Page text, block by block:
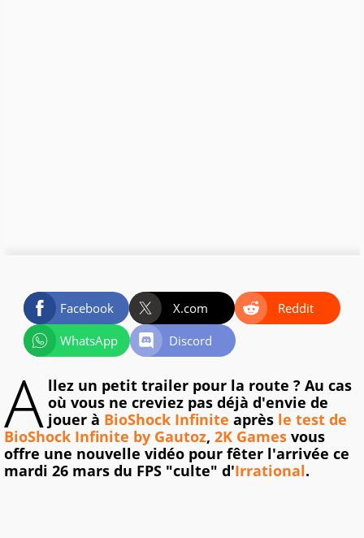
Facebook X.com
Reddit
WhatsApp
Discord
A llez un petit trailer pour la route ? Au cas
où vous ne creviez pas déjà d'envie de
jouer à BioShock Infinite après le test de
BioShock Infinite by Gautoz, 2K Games vous
offre une nouvelle vidéo pour fêter l'arrivée ce
mardi 26 mars du FPS "culte" d'Irrational.